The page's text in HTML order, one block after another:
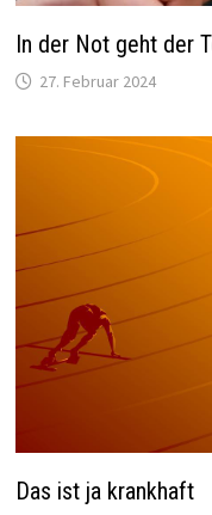
In der Not geht der
27. Februar 2024
Das ist ja krankhaft